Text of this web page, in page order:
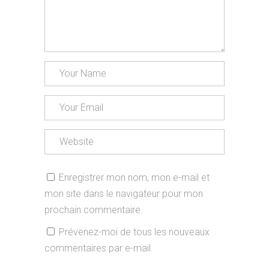
Enregistrer mon nom, mon e-mail et
mon site dans le navigateur pour mon
prochain commentaire.
Prévenez-moi de tous les nouveaux
commentaires par e-mail.